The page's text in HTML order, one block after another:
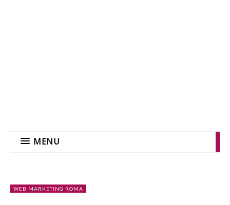
MENU
WEB MARKETING ROMA